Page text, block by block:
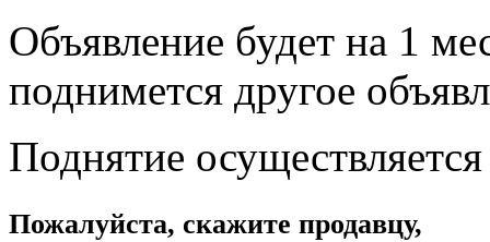
Объявление будет на 1
поднимется другое
Поднятие
Пожалуйста, скажите продавцу,